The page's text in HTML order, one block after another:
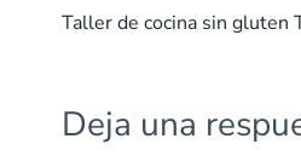
o
k
A
p
dI
Taller de cocina sin gluten
Deja una